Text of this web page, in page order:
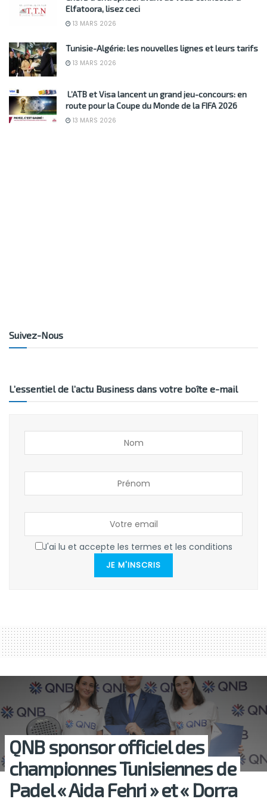
Elfatoora, lisez ceci
13 MARS 2026
Tunisie-Algérie: les nouvelles lignes et leurs tarifs
13 MARS 2026
L’ATB et Visa lancent un grand jeu-concours: en
route pour la Coupe du Monde de la FIFA 2026
13 MARS 2026
Suivez-Nous
L’essentiel de l’actu Business dans votre boîte e-mail
J'ai lu et accepte les termes et les conditions
JE M'INSCRIS
QNB sponsor officiel des
championnes Tunisiennes de
Padel « Aida Fehri » et « Dorra